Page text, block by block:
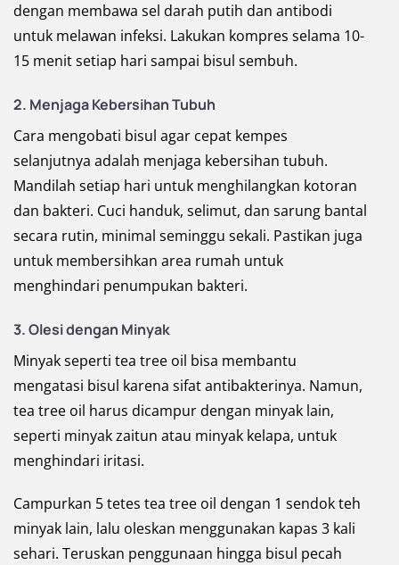
dengan membawa sel darah putih dan antibodi
untuk melawan infeksi. Lakukan kompres selama 10-
15 menit setiap hari sampai bisul sembuh.
2. Menjaga Kebersihan Tubuh
Cara mengobati bisul agar cepat kempes
selanjutnya adalah menjaga kebersihan tubuh.
Mandilah setiap hari untuk menghilangkan kotoran
dan bakteri. Cuci handuk, selimut, dan sarung bantal
secara rutin, minimal seminggu sekali. Pastikan juga
untuk membersihkan area rumah untuk
menghindari penumpukan bakteri.
3. Olesi dengan Minyak
Minyak seperti tea tree oil bisa membantu
mengatasi bisul karena sifat antibakterinya. Namun,
tea tree oil harus dicampur dengan minyak lain,
seperti minyak zaitun atau minyak kelapa, untuk
menghindari iritasi.
Campurkan 5 tetes tea tree oil dengan 1 sendok teh
minyak lain, lalu oleskan menggunakan kapas 3 kali
sehari. Teruskan penggunaan hingga bisul pecah